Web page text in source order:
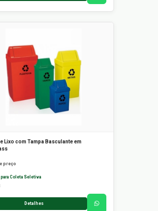
Lixo com Tampa Basculante em
preço
Coleta Seletiva
Detalhes